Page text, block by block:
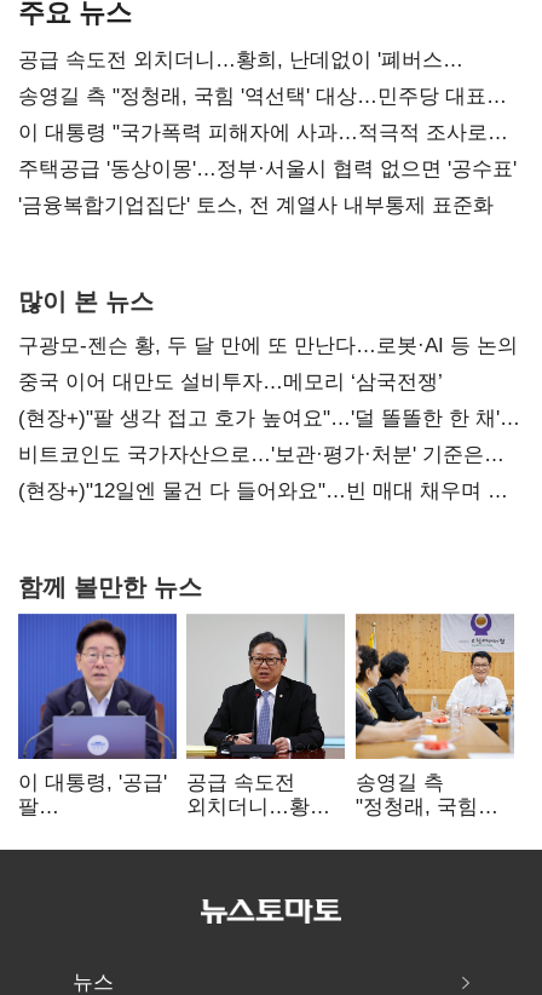
주요 뉴스
공급 속도전 외치더니…황희, 난데없이 '폐버스
리모델링' 제안
송영길 측 "정청래, 국힘 '역선택' 대상…민주당 대표로
총선 지휘 못해"
이 대통령 "국가폭력 피해자에 사과…적극적 조사로
진실 밝혀야"
주택공급 '동상이몽'…정부·서울시 협력 없으면 '공수표'
'금융복합기업집단' 토스, 전 계열사 내부통제 표준화
많이 본 뉴스
구광모-젠슨 황, 두 달 만에 또 만난다…로봇·AI 등 논의
중국 이어 대만도 설비투자…메모리 ‘삼국전쟁’
(현장+)"팔 생각 접고 호가 높여요"…'덜 똘똘한 한 채'
20억 키맞추기
비트코인도 국가자산으로…'보관·평가·처분' 기준은
숙제
(현장+)"12일엔 물건 다 들어와요"…빈 매대 채우며 문
함께 볼만한 뉴스
이 대통령, '공급'
팔
여 내부선
공급 속도전
외치더니…황희,
리모델링' 제안
송영길 측
"정청래, 국힘
민주당 대표로
뉴스